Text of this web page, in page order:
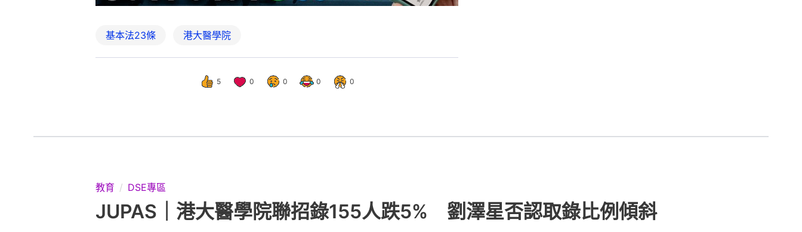
基本法23條 港大醫學院
5 0 0 0 0
教育 DSE專區
JUPAS｜港大醫學院聯招錄155人跌5% 劉澤星否認取錄比例傾斜